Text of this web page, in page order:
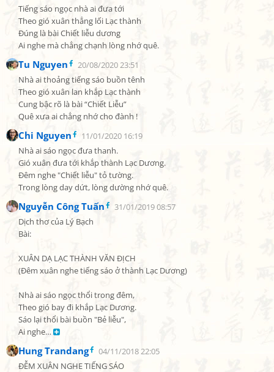
Tiếng sáo ngọc nhà ai đưa tới
Theo gió xuân thẳng lối Lạc thành
Đúng là bài Chiết liễu dương
Ai nghe mà chẳng chạnh lòng nhớ quê.
Tu Nguyen
20/08/2020 23:51
Nhà ai thoảng tiếng sáo buồn tênh
Theo gió xuân lan khắp Lạc thành
Cung bậc rõ là bài “Chiết Liễu”
Quê xưa ai chẳng nhớ cho đành !
Chi Nguyen
11/01/2020 16:19
Nhà ai sáo ngọc đưa thanh.
Gió xuân đưa tới khắp thành Lạc Dương.
Đêm nghe "Chiết liễu" tỏ tường.
Trong lòng day dứt, lòng dường nhớ quê.
Nguyễn Công Tuấn
31/01/2019 08:57
Dịch thơ của Lý Bạch
Bài:
XUÂN DẠ LẠC THÀNH VĂN ĐỊCH
(Đêm xuân nghe tiếng sáo ở thành Lạc Dương)
Nhà ai sáo ngọc thổi trong đêm,
Theo gió bay đi khắp Lạc Dương.
Sáo lại thổi bài buồn "Bẻ liễu",
Ai nghe…
Hung Trandang
04/11/2018 22:05
ĐỄM XUÂN NGHE TIẾNG SÁO